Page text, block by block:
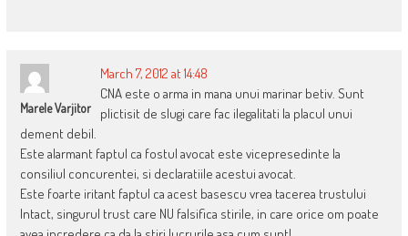
Marele Varjitor
March 7, 2012 at 14:48
CNA este o arma in mana unui marinar betiv. Sunt
plictisit de slugi care fac ilegalitati la placul unui
dement debil.
Este alarmant faptul ca fostul avocat este vicepresedinte la
consiliul concurentei, si declaratiile acestui avocat.
Este foarte iritant faptul ca acest basescu vrea tacerea trustului
Intact, singurul trust care NU falsifica stirile, in care orice om poate